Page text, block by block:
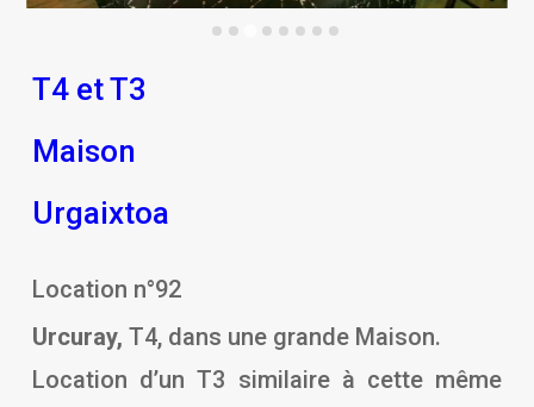
T4 et T3
Maison
Urgaixtoa
Location n°92
Urcuray, T4, dans une grande Maison.
Location d’un T3 similaire à cette même